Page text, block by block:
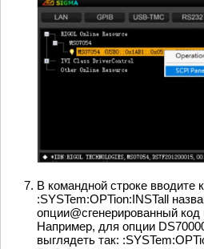
В командной строке вводите
:SYSTem:OPTion:INSTall
опции@сгенерированный
Например, для опции
выглядеть так: